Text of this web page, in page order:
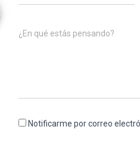
¿En qué estás pensando?
Notificarme por correo